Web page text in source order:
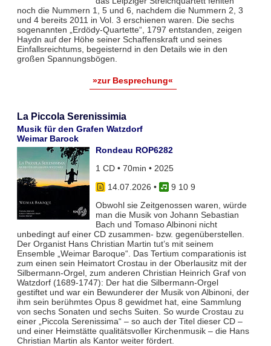
noch die Nummern 1, 5 und 6, nachdem die Nummern 2, 3
und 4 bereits 2011 in Vol. 3 erschienen waren. Die sechs
sogenannten „Erdödy-Quartette“, 1797 entstanden, zeigen
Haydn auf der Höhe seiner Schaffenskraft und seines
Einfallsreichtums, begeisternd in den Details wie in den
großen Spannungsbögen.
»zur Besprechung«
La Piccola Serenissimia
Musik für den Grafen Watzdorf
Weimar Barock
Rondeau ROP6282
1 CD • 70min • 2025
14.07.2026 •
9 10 9
Obwohl sie Zeitgenossen waren, würde
man die Musik von Johann Sebastian
Bach und Tomaso Albinoni nicht
unbedingt auf einer CD zusammen- bzw. gegenüberstellen.
Der Organist Hans Christian Martin tut’s mit seinem
Ensemble „Weimar Baroque“. Das Tertium comparationis ist
zum einen sein Heimatort Crostau in der Oberlausitz mit der
Silbermann-Orgel, zum anderen Christian Heinrich Graf von
Watzdorf (1689-1747): Der hat die Silbermann-Orgel
gestiftet und war ein Bewunderer der Musik von Albinoni, der
ihm sein berühmtes Opus 8 gewidmet hat, eine Sammlung
von sechs Sonaten und sechs Suiten. So wurde Crostau zu
einer „Piccola Serenissima“ – so auch der Titel dieser CD –
und einer Heimstätte qualitätsvoller Kirchenmusik – die Hans
Christian Martin als Kantor weiter fördert.